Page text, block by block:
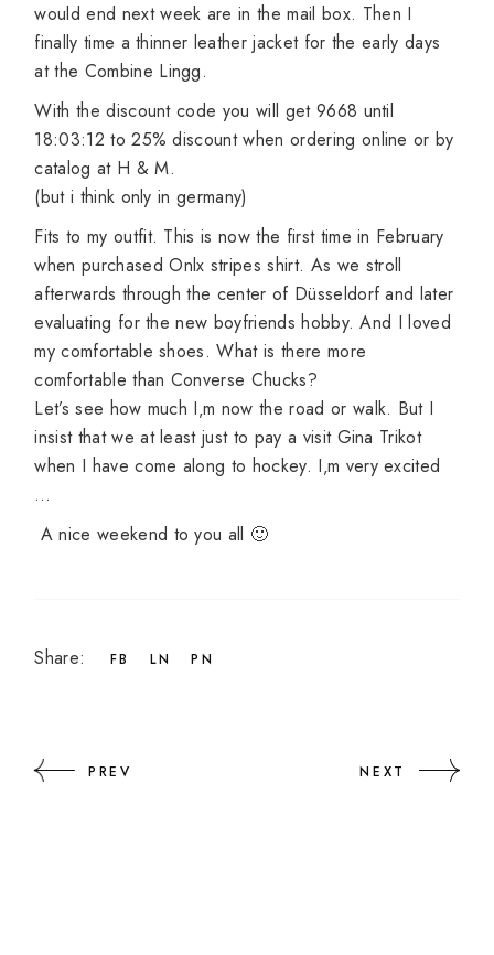
would end next week are in the mail box. Then I
finally time a thinner leather jacket for the early days
at the Combine Lingg.
With the discount code you will get 9668 until
18:03:12 to 25% discount when ordering online or by
catalog at H & M.
(but i think only in germany)
Fits to my outfit. This is now the first time in February
when purchased Onlx stripes shirt. As we stroll
afterwards through the center of Düsseldorf and later
evaluating for the new boyfriends hobby. And I loved
my comfortable shoes.What is there more
comfortable than Converse Chucks?
Let’s see how much I‚m now the road or walk. But I
insist that we at least just to pay a visit Gina Trikot
when I have come along to hockey. I‚m very excited
…
A nice weekend to you all 🙂
Share: FB LN PN
PREV NEXT